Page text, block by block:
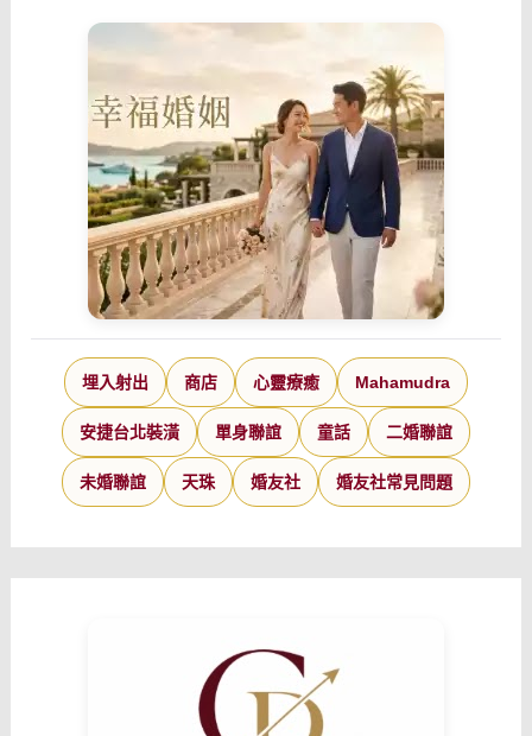
埋入射出 商店 心靈療癒 Mahamudra
安捷台北裝潢 單身聯誼 童話 二婚聯誼
未婚聯誼 天珠 婚友社 婚友社常見問題